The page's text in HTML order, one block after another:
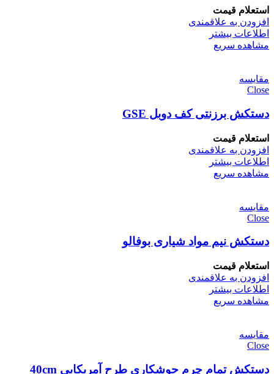
استعلام قیمت
افزودن به علاقمندی
اطلاعات بیشتر
مشاهده سریع
مقایسه
Close
دستکش برزنتی کف دوبل GSE
استعلام قیمت
افزودن به علاقمندی
اطلاعات بیشتر
مشاهده سریع
مقایسه
Close
دستکش نیم مواد شیاری بوفالو
استعلام قیمت
افزودن به علاقمندی
اطلاعات بیشتر
مشاهده سریع
مقایسه
Close
دستکش تمام چرم جوشکاری طرح آمریکایی 40cm